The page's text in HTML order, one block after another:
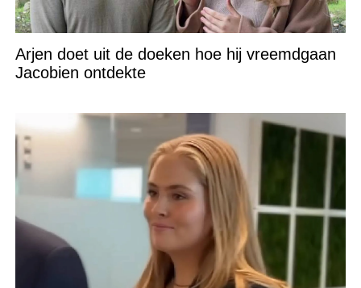
Arjen doet uit de doeken hoe hij vreemdgaan
Jacobien ontdekte